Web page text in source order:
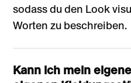
sodass du den Look
Worten zu beschreiben.
Kann ich mein